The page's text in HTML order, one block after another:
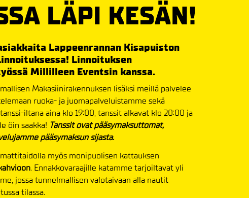
LÄPI KESÄN!
Lappeenrannan Kisapuiston
Linnoituksen
Millilleen Eventsin kanssa.
Makasiinirakennuksen lisäksi meillä palvelee
ruoka- ja juomapalveluistamme sekä
iltana aina klo 19:00, tanssit alkavat klo 20:00 ja
öin saakka! Tanssit ovat pääsymaksuttomat,
pääsymaksun sijasta.
myös monipuolisen kattauksen
. Ennakkovaraajille katamme tarjoiltavat yli
jossa tunnelmallisen valotaivaan alla nautit
tilassa.